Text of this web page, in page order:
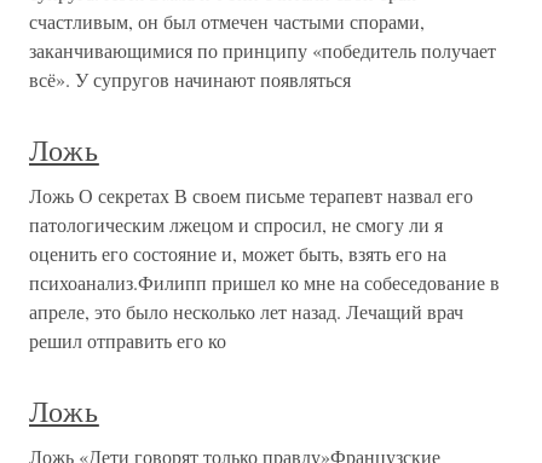
счастливым, он был отмечен частыми спорами,
заканчивающимися по принципу «победитель получает
всё». У супругов начинают появляться
Ложь
Ложь О секретах В своем письме терапевт назвал его
патологическим лжецом и спросил, не смогу ли я
оценить его состояние и, может быть, взять его на
психоанализ.Филипп пришел ко мне на собеседование в
апреле, это было несколько лет назад. Лечащий врач
решил отправить его ко
Ложь
Ложь «Дети говорят только правду»Французские